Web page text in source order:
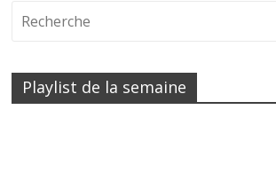
Playlist de la semaine